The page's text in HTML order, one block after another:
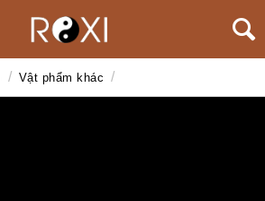
/ Vật phẩm khác /